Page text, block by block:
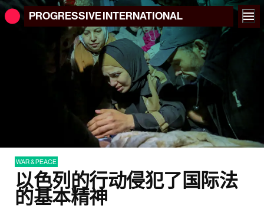
PROGRESSIVEINTERNATIONAL
WAR & PEACE
以色列的行动侵犯了国际法
的基本精神